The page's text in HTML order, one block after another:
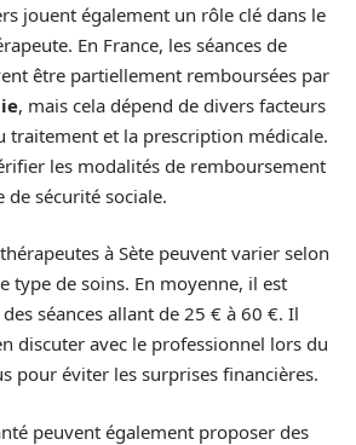
jouent également un rôle clé dans le
En France, les séances de
être partiellement remboursées par
, mais cela dépend de divers facteurs
traitement et la prescription médicale.
les modalités de remboursement
de sécurité sociale.
à Sète peuvent varier selon
type de soins. En moyenne, il est
séances allant de 25 € à 60 €. Il
discuter avec le professionnel lors du
pour éviter les surprises financières.
peuvent également proposer des